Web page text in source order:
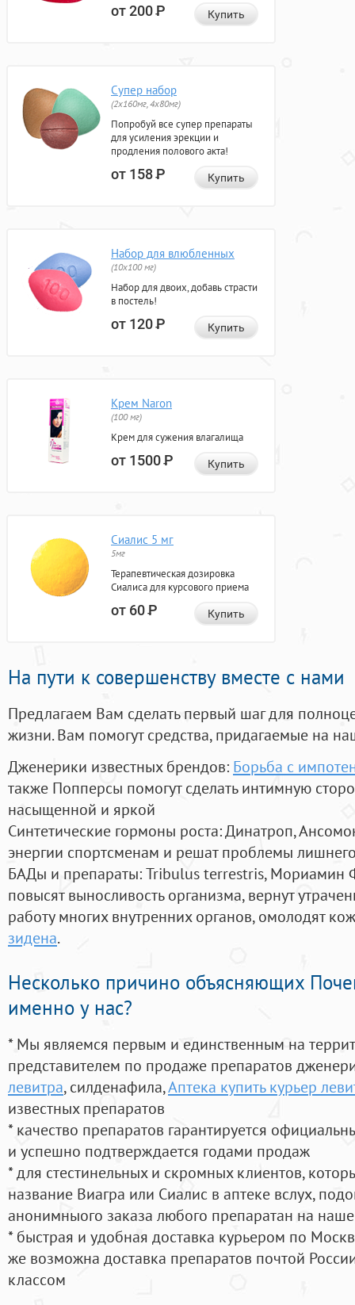
от 200Р Купить
Супер набор
(2х160мг, 4х80мг)
Попробуй все супер препараты
для усиления эрекции и
продления полового акта!
от 158Р Купить
Набор для влюбленных
(10х100 мг)
Набор для двоих, добавь страсти
в постель!
от 120Р Купить
Крем Naron
(100 мг)
Крем для сужения влагалища
от 1500Р Купить
Сиалис 5 мг
5мг
Терапевтическая дозировка
Сиалиса для курсового приема
от 60Р Купить
На пути к совершенству вместе с нами
Предлагаем Вам сделать первый шаг для
жизни. Вам помогут средства, придагаемые на
Дженерики известных брендов: Борьба с
также Попперсы помогут сделать интимную
насыщенной и яркой
Синтетические гормоны роста: Динатроп,
энергии спортсменам и решат проблемы
БАДы и препараты:Tribulus terrestris, Мориамин
повысят выносливость организма, вернут
работу многих внутренних органов, омолодят
зидена.
Несколько причино объясняющих
именно у нас?
* Мы являемся первым и единственным на
представителем по продаже препаратов
левитра, силденафила,Аптека купить курьер
известных препаратов
* качество препаратов гарантируется
и успешно подтверждается годами продаж
* для стестинельных и скромных клиентов,
название Виагра или Сиалис в аптеке вслух,
анонимныого заказа любого препаратан на
* быстрая и удобная доставка курьером по
же возможна доставка препаратов почтой
классом